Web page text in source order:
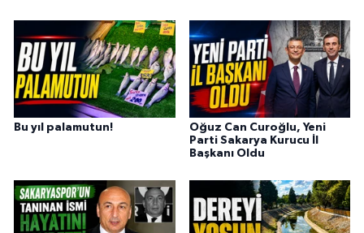
Bu yıl palamutun!
Oğuz Can Curoğlu, Yeni
Parti Sakarya Kurucu İl
Başkanı Oldu